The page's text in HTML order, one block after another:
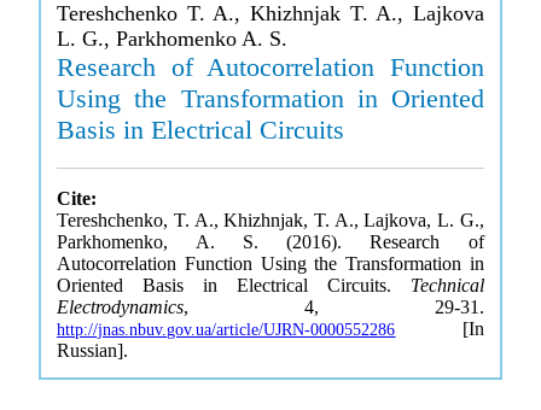
Tereshchenko T. A., Khizhnjak T. A., Lajkova
L. G., Parkhomenko A. S.
Research of Autocorrelation Function
Using the Transformation in Oriented
Basis in Electrical Circuits
Cite:
Tereshchenko, T. A., Khizhnjak, T. A., Lajkova, L. G.,
Parkhomenko, A. S. (2016). Research of
Autocorrelation Function Using the Transformation in
Oriented Basis in Electrical Circuits. Technical
Electrodynamics, 4, 29-31.
http://jnas.nbuv.gov.ua/article/UJRN-0000552286 [In
Russian].